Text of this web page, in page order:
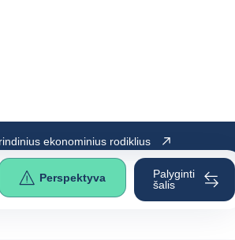
ekonominius rodiklius
Perspektyva
Palyginti
šalis